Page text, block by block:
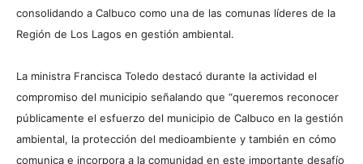
consolidando a Calbuco como una de las comunas líderes de la
Región de Los Lagos en gestión ambiental.
La ministra Francisca Toledo destacó durante la actividad el
compromiso del municipio señalando que “queremos reconocer
públicamente el esfuerzo del municipio de Calbuco en la gestión
ambiental, la protección del medioambiente y también en cómo
comunica e incorpora a la comunidad en este importante desafío